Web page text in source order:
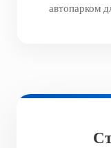
автопарком